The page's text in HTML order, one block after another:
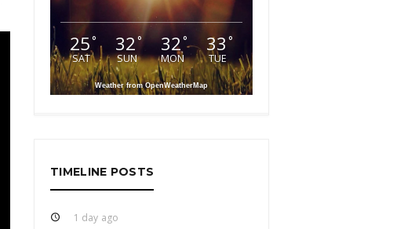
25°
SAT
32°
SUN
32°
MON
33 °
TUE
Weather from OpenWeatherMap
TIMELINE POSTS
1 day ago